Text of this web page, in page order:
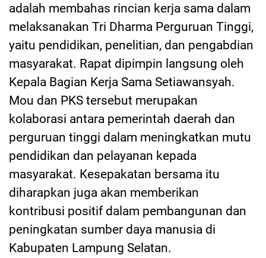
adalah membahas rincian kerja sama dalam
melaksanakan Tri Dharma Perguruan Tinggi,
yaitu pendidikan, penelitian, dan pengabdian
masyarakat. Rapat dipimpin langsung oleh
Kepala Bagian Kerja Sama Setiawansyah.
Mou dan PKS tersebut merupakan
kolaborasi antara pemerintah daerah dan
perguruan tinggi dalam meningkatkan mutu
pendidikan dan pelayanan kepada
masyarakat. Kesepakatan bersama itu
diharapkan juga akan memberikan
kontribusi positif dalam pembangunan dan
peningkatan sumber daya manusia di
Kabupaten Lampung Selatan.